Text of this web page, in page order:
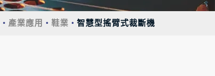
產業應用 鞋業 智慧型搖臂式裁斷機